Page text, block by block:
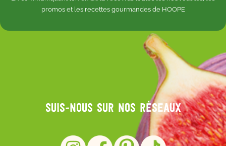
promos et les recettes gourmandes de HOOPE
Suis-nous sur nos réseaux